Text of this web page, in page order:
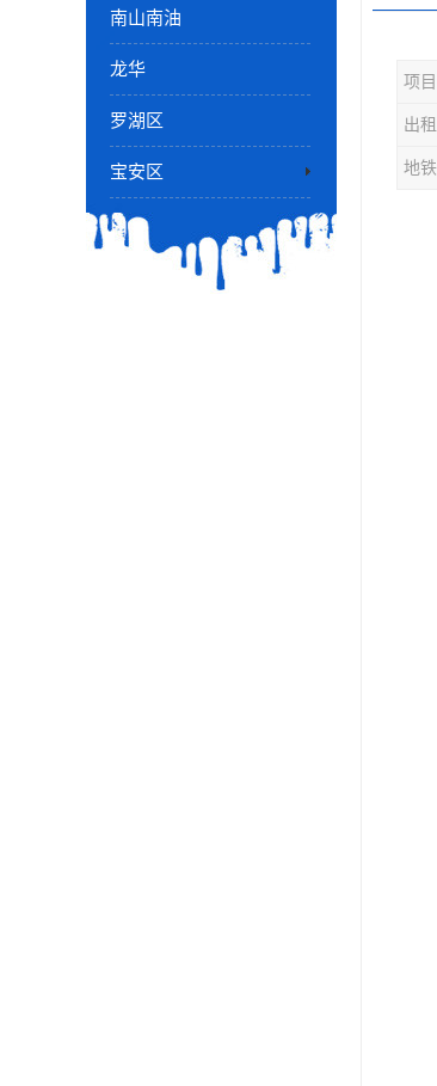
南山南油
龙华
罗湖区
宝安区
项
出
地